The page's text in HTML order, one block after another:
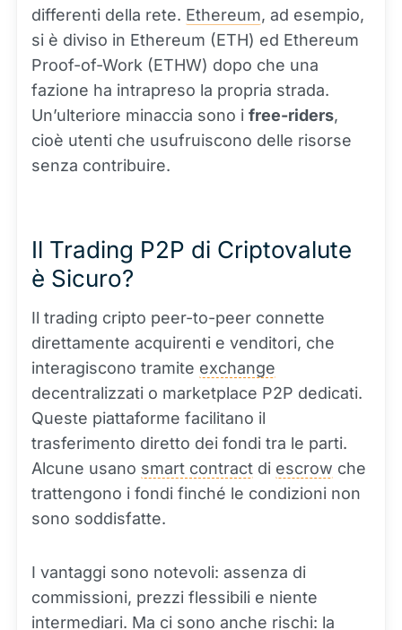
differenti della rete. Ethereum, ad esempio,
si è diviso in Ethereum (ETH) ed Ethereum
Proof-of-Work (ETHW) dopo che una
fazione ha intrapreso la propria strada.
Un’ulteriore minaccia sono i free-riders,
cioè utenti che usufruiscono delle risorse
senza contribuire.
Il Trading P2P di Criptovalute
è Sicuro?
Il trading cripto peer-to-peer connette
direttamente acquirenti e venditori, che
interagiscono tramite exchange
decentralizzati o marketplace P2P dedicati.
Queste piattaforme facilitano il
trasferimento diretto dei fondi tra le parti.
Alcune usano smart contract di escrow che
trattengono i fondi finché le condizioni non
sono soddisfatte.
I vantaggi sono notevoli: assenza di
commissioni, prezzi flessibili e niente
intermediari. Ma ci sono anche rischi: la